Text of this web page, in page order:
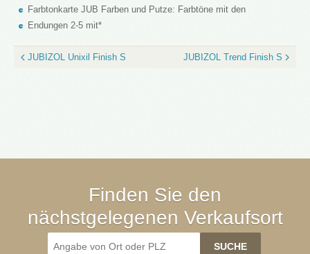
Farbtonkarte JUB Farben und Putze: Farbtöne mit den
Endungen 2-5 mit*
JUBIZOL Unixil Finish S JUBIZOL Trend Finish S
Finden Sie den
nächstgelegenen Verkaufsort